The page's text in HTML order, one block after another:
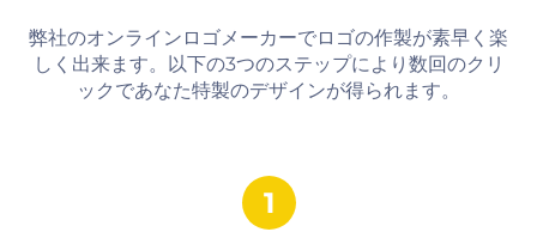
弊社のオンラインロゴメーカーでロゴの作製が素早く楽
しく出来ます。以下の3つのステップにより数回のクリ
ックであなた特製のデザインが得られます。